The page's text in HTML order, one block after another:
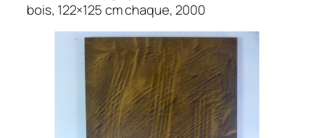
bois, 122×125 cm chaque, 2000